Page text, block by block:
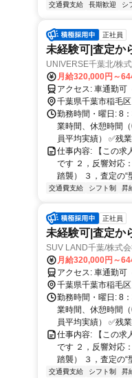
交通費支給
長期歓迎 シ
正社員
未経験可|査定か
UNIVERSE千葉北/株
月給320,000円～
アクセス: 車
千葉県千葉市稲毛区
勤務時間・曜日: 8
業時間、休憩時間
員平均実績） ✅残
仕事内容: 【この求
です ２，反響対応
踏襲） ３，査定の“
交通費支給 シフト制 昇
正社員
未経験可|査定か
SUV LAND千葉/株式
月給320,000円～
アクセス: 車
千葉県千葉市稲毛区
勤務時間・曜日: 8
業時間、休憩時間
員平均実績） ✅残
仕事内容: 【この求
です ２，反響対応
踏襲） ３，査定の“
交通費支給 シフト制 昇